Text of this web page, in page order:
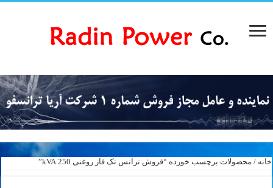
خانه / محصولات برچسب خورده “فروش ترانس تک فاز روغنی 250 kVA”